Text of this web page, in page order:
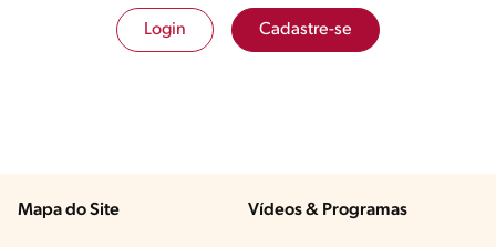
Login Cadastre-se
Mapa do Site Vídeos & Programas​